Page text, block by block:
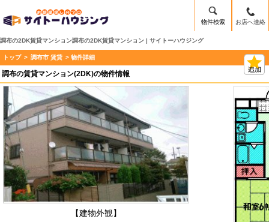
物件検索 お店へ連絡
調布の2DK賃貸マンション調布の2DK賃貸マンション | サイトーハウジング
トップ > 調布市 賃貸 > 物件詳細
調布の賃貸マンション(2DK)の物件情報
【建物外観】